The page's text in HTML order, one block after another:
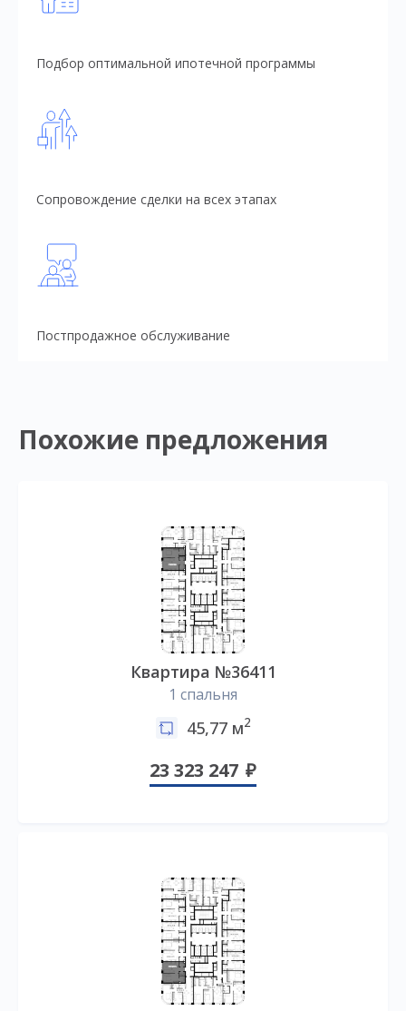
Подбор оптимальной ипотечной программы
Сопровождение сделки на всех этапах
Постпродажное обслуживание
Похожие предложения
Квартира №36411
1 спальня
45,77 м2
23 323 247